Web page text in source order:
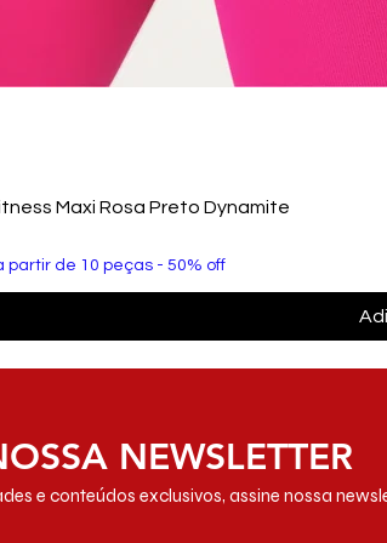
Maxi Rosa Preto Dynamite
partir de 10 peças - 50% off
NEWSLETTER
e conteúdos exclusivos, assine nossa